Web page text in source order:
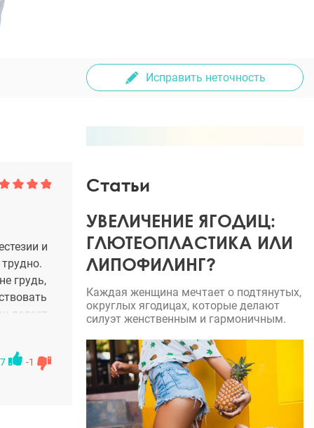
Исправить неточность
и
грудь,
делает
мне
клей,
после
7 -1
Статьи
УВЕЛИЧЕНИЕ ЯГОДИЦ:
ГЛЮТЕОПЛАСТИКА ИЛИ
ЛИПОФИЛИНГ?
Каждая женщина мечтает о подтянутых,
округлых ягодицах, которые делают
силуэт женственным и гармоничным.